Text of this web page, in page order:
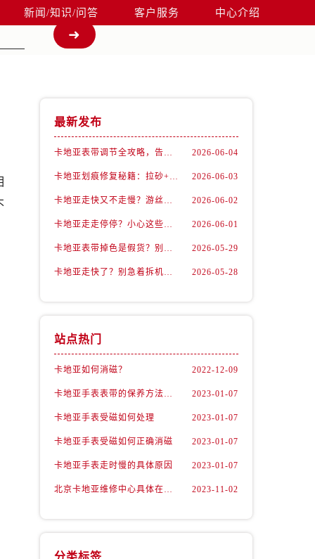
新闻/知识/问答 客户服务 中心介绍
最新发布
卡地亚表带调节全攻略，告别过短烦恼 2026-06-04
卡地亚划痕修复秘籍：拉砂+抛光双工艺还原如新 2026-06-03
卡地亚走快又不走慢？游丝问题你了解多少？ 2026-06-02
卡地亚走走停停？小心这些隐藏杀手 2026-06-01
卡地亚表带掉色是假货？别急，可能是这些日常习惯惹的祸 2026-05-29
卡地亚走快了？别急着拆机，先做这一步 2026-05-28
站点热门
卡地亚如何消磁？ 2022-12-09
卡地亚手表表带的保养方法有哪些？ 2023-01-07
卡地亚手表受磁如何处理 2023-01-07
卡地亚手表受磁如何正确消磁 2023-01-07
卡地亚手表走时慢的具体原因 2023-01-07
北京卡地亚维修中心具体在哪里？ 2023-11-02
分类标签